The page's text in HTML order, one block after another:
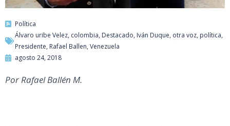
Política
Álvaro uribe Velez, colombia, Destacado, Iván Duque, otra voz, política,
Presidente, Rafael Ballen, Venezuela
agosto 24, 2018
Por Rafael Ballén M.